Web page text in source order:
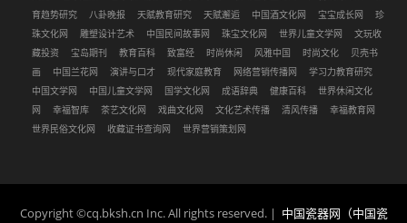
育趋势研究
八卦晚报 天赋教育研究 天赋邂逅 中国酒文化网 宝宝成长网
珍
珠文化网
雕塑设计艺术 中国民间故事网 珠宝文化网 世界儿童文学网
文玩收
藏投资
宝岛期刊 教育百科 致富经 时尚休闲 风雅中国 时尚文化
贝壳书
画
中国兰花网 演讲与口才 现代家庭教育 网络营销传播网
学习力教育研究
中国文学网
中国儿童文学网 国学文化网 成语辞典 健康百科
世界休闲文化
网
幸福智库 茶艺文化网 戏曲文化网 文化艺术传播 清风传播
幸福教育网
世界民俗文化网
收藏证书查询网 世界营销策划网
Copyright ©cq.bksh.cn Inc. All rights reserved. | 中国瓷器网（中国瓷